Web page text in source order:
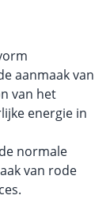
aanmaak van
van het
energie in
normale
van rode